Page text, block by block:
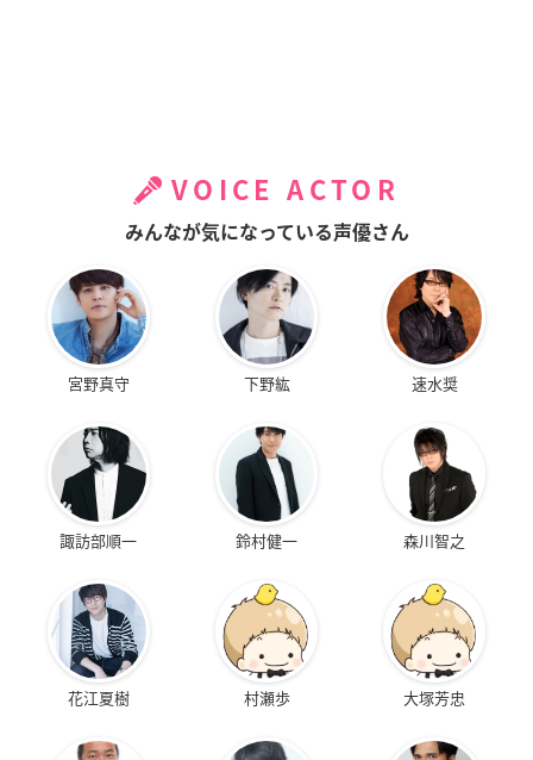
VOICE ACTOR
みんなが気になっている声優さん
宮野真守 下野紘 速水奨
諏訪部順一 鈴村健一 森川智之
花江夏樹 村瀬歩 大塚芳忠